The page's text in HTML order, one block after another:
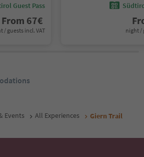
Guest Pass
From 67€
/ guests incl. VAT night /
Events All Experiences Giern Trail